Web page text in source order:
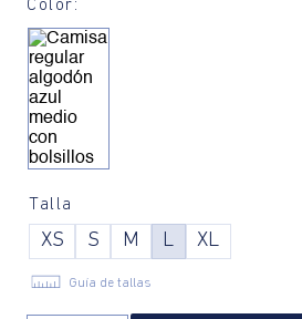
Color:
Talla
XS S M L XL
Guía de tallas